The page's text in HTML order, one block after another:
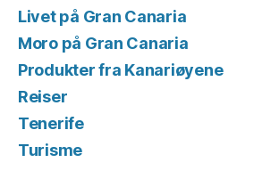
Livet på Gran Canaria
Moro på Gran Canaria
Produkter fra Kanariøyene
Reiser
Tenerife
Turisme